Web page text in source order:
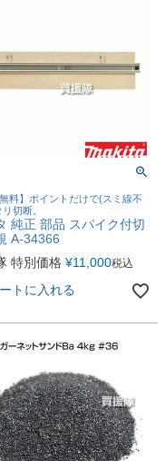
無料】ポイントだけで(スミ線不
切断。
純正 部品 スパイク付切
A-34366
特別価格 ¥11,000税込
トに入れる